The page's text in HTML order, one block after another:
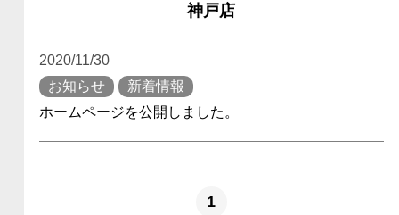
神戸店
2020/11/30
お知らせ
新着情報
ホームページを公開しました。
1